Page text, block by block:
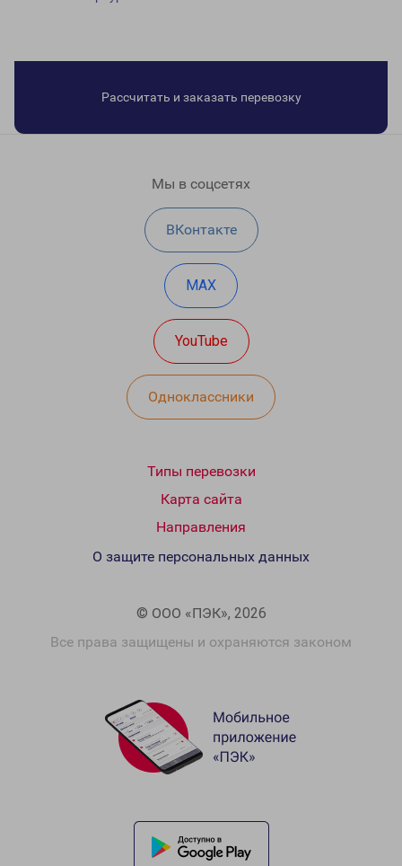
Рассчитать и заказать перевозку
Мы в соцсетях
ВКонтакте
MAX
YouTube
Одноклассники
Типы перевозки
Карта сайта
Направления
© ООО «ПЭК», 2026
Все права защищены и охраняются законом
О защите персональных данных